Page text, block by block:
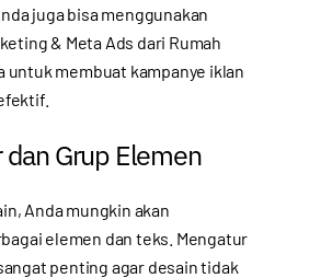
juga bisa menggunakan
& Meta Ads dari Rumah
untuk membuat kampanye iklan
Grup Elemen
Anda mungkin akan
elemen dan teks. Mengatur
penting agar desain tidak